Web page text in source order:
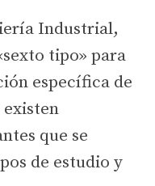
Industrial,
tipo» para
específica de
existen
que se
de estudio y